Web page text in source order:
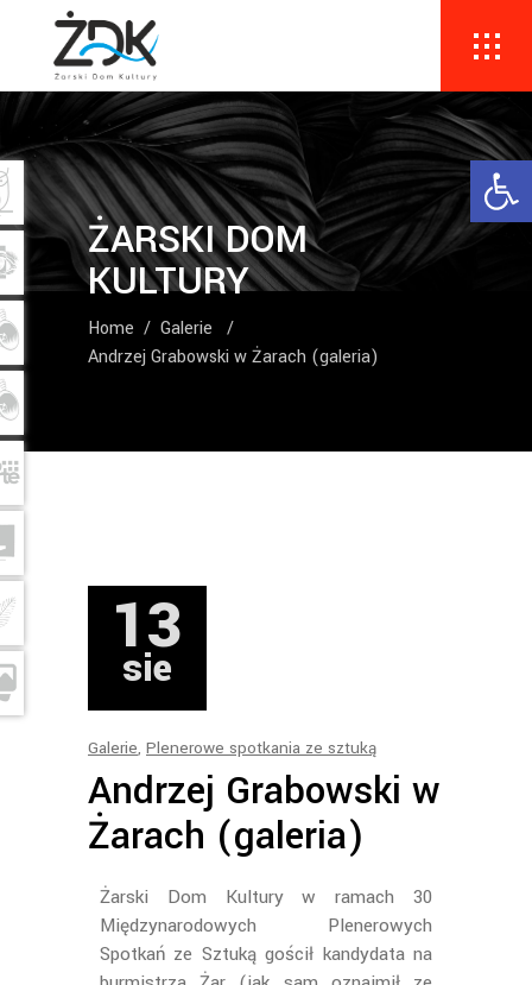
ŻARSKI DOM
KULTURY
Home / Galerie
/
Andrzej Grabowski w Żarach (galeria)
13
sie
Galerie, Plenerowe spotkania ze sztuką
Andrzej Grabowski w
Żarach (galeria)
Żarski Dom Kultury w ramach 30
Międzynarodowych Plenerowych
Spotkań ze Sztuką gościł kandydata na